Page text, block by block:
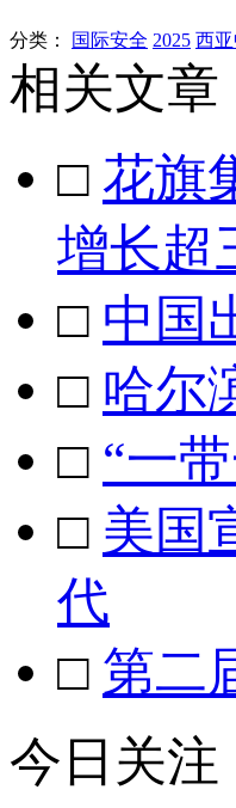
分类： 国际安全 2025 西
相关文章
□ 花旗
增长超
□ 中国
□ 哈尔
□ “一
□ 美国
代
□ 第二
今日关注